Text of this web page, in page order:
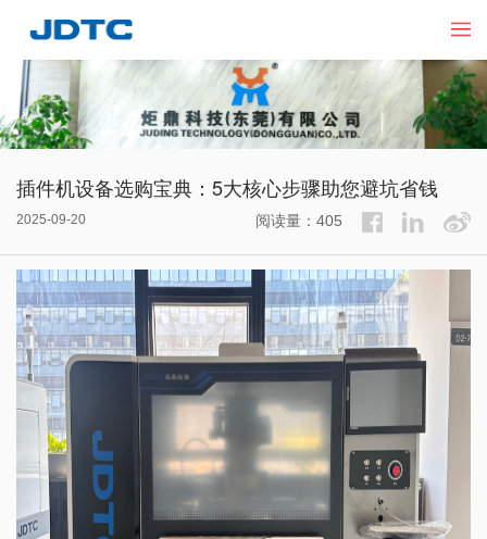
插件机设备选购宝典：5大核心步骤助您避坑省钱​
2025-09-20 阅读量：405